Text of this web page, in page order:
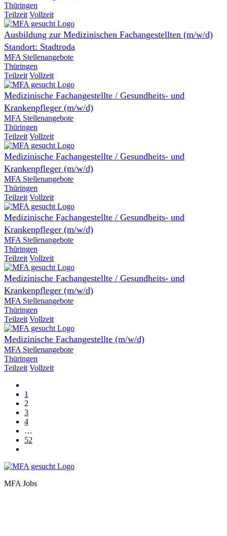
Thüringen
Teilzeit Vollzeit
Ausbildung zur Medizinischen Fachangestellten (m/w/d)
Standort: Stadtroda
MFA Stellenangebote
Thüringen
Teilzeit Vollzeit
Medizinische Fachangestellte / Gesundheits- und
Krankenpfleger (m/w/d)
MFA Stellenangebote
Thüringen
Teilzeit Vollzeit
Medizinische Fachangestellte / Gesundheits- und
Krankenpfleger (m/w/d)
MFA Stellenangebote
Thüringen
Teilzeit Vollzeit
Medizinische Fachangestellte / Gesundheits- und
Krankenpfleger (m/w/d)
MFA Stellenangebote
Thüringen
Teilzeit Vollzeit
Medizinische Fachangestellte / Gesundheits- und
Krankenpfleger (m/w/d)
MFA Stellenangebote
Thüringen
Teilzeit Vollzeit
Medizinische Fachangestellte (m/w/d)
MFA Stellenangebote
Thüringen
Teilzeit Vollzeit
1
2
3
4
…
52
MFA Jobs